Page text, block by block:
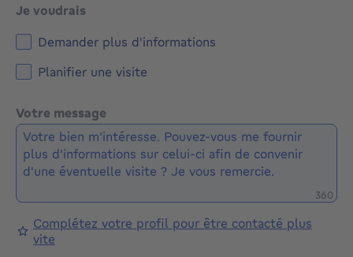
Je voudrais
Demander plus d'informations
Planifier une visite
Votre message
360
Complétez votre profil pour être contacté plus
vite